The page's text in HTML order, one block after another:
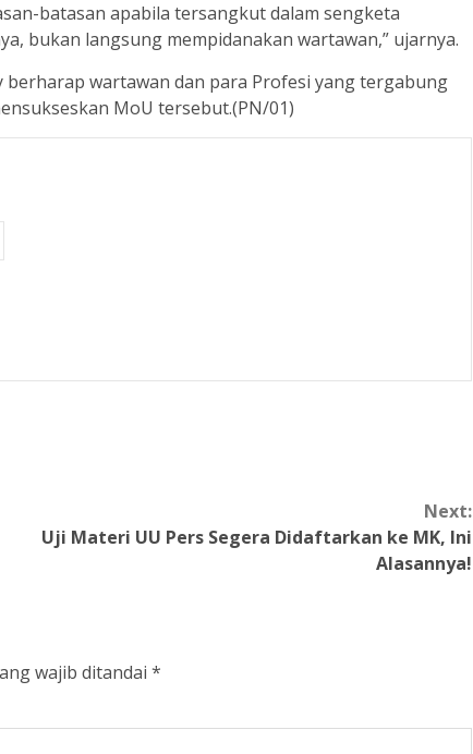
batasan apabila tersangkut dalam sengketa
bukan langsung mempidanakan wartawan,” ujarnya.
berharap wartawan dan para Profesi yang tergabung
MoU tersebut.(PN/01)
Next:
Uji Materi UU Pers Segera Didaftarkan ke MK, Ini
Alasannya!
wajib ditandai *